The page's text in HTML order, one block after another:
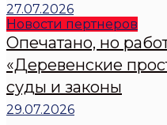
27.07.2026
Новости пертнеров
Опечатано, но
«Деревенские
суды и законы
29.07.2026